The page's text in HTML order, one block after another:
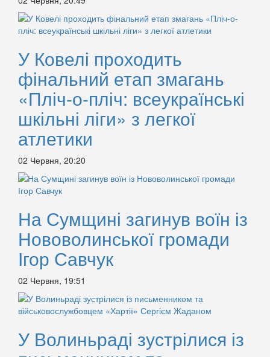
У Ковелі проходить
фінальний етап змагань
«Пліч-о-пліч: всеукраїнські
шкільні ліги» з легкої
атлетики
02 Червня, 20:20
На Сумщині загинув воїн із
Нововолинської громади
Ігор Савчук
02 Червня, 19:51
У Волиньраді зустрілися із